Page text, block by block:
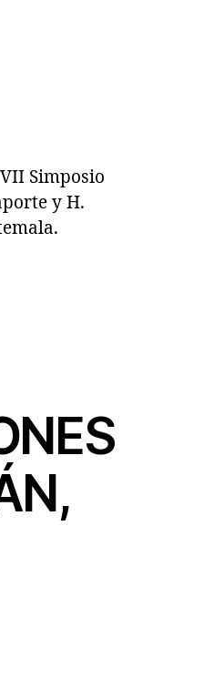
Simposio
y H.